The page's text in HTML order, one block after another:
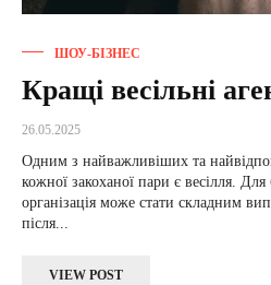
ШОУ-БІЗНЕС
Кращі весільні
26.05.2025
Одним з найважливіших та
кожної закоханої пари є весілля.
організація може стати складним
після...
VIEW POST